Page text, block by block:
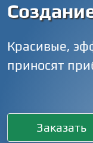
Красивые,
приносят
Заказать